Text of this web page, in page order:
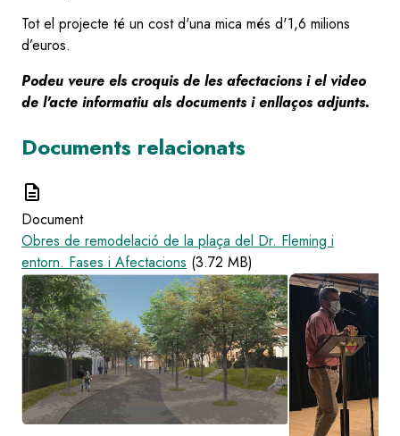
Tot el projecte té un cost d'una mica més d'1,6 milions
d’euros.
Podeu veure els croquis de les afectacions i el video
de l'acte informatiu als documents i enllaços adjunts.
Documents relacionats
description
Document
Obres de remodelació de la plaça del Dr. Fleming i
entorn. Fases i Afectacions (3.72 MB)
Image
Image